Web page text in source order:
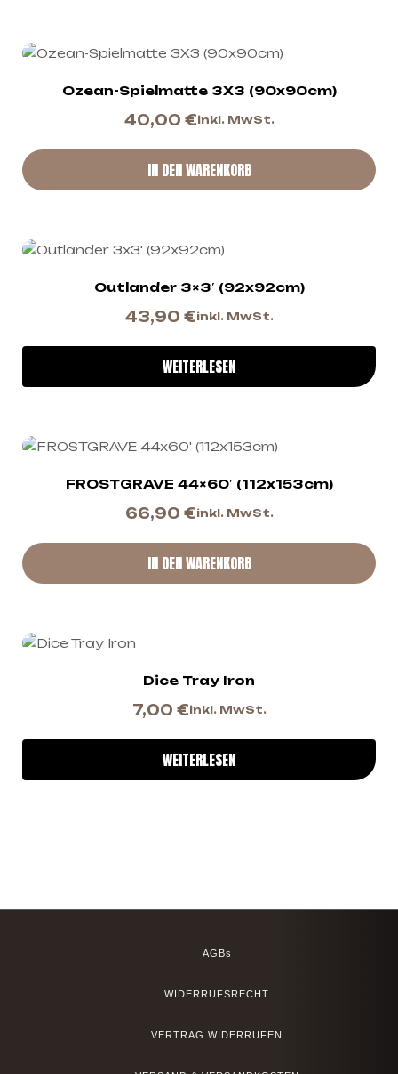
Ozean-Spielmatte 3X3 (90x90cm)
40,00 €inkl. MwSt.
IN DEN WARENKORB
Outlander 3×3′ (92x92cm)
43,90 €inkl. MwSt.
WEITERLESEN
FROSTGRAVE 44×60′ (112x153cm)
66,90 €inkl. MwSt.
IN DEN WARENKORB
Dice Tray Iron
7,00 €inkl. MwSt.
WEITERLESEN
AGBs
WIDERRUFSRECHT
VERTRAG WIDERRUFEN